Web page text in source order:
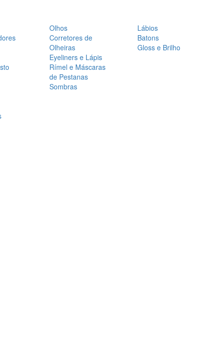
Olhos
Corretores de
Olheiras
Eyeliners e Lápis
Rímel e Máscaras
de Pestanas
Sombras
Lábios
Batons
Gloss e Brilho